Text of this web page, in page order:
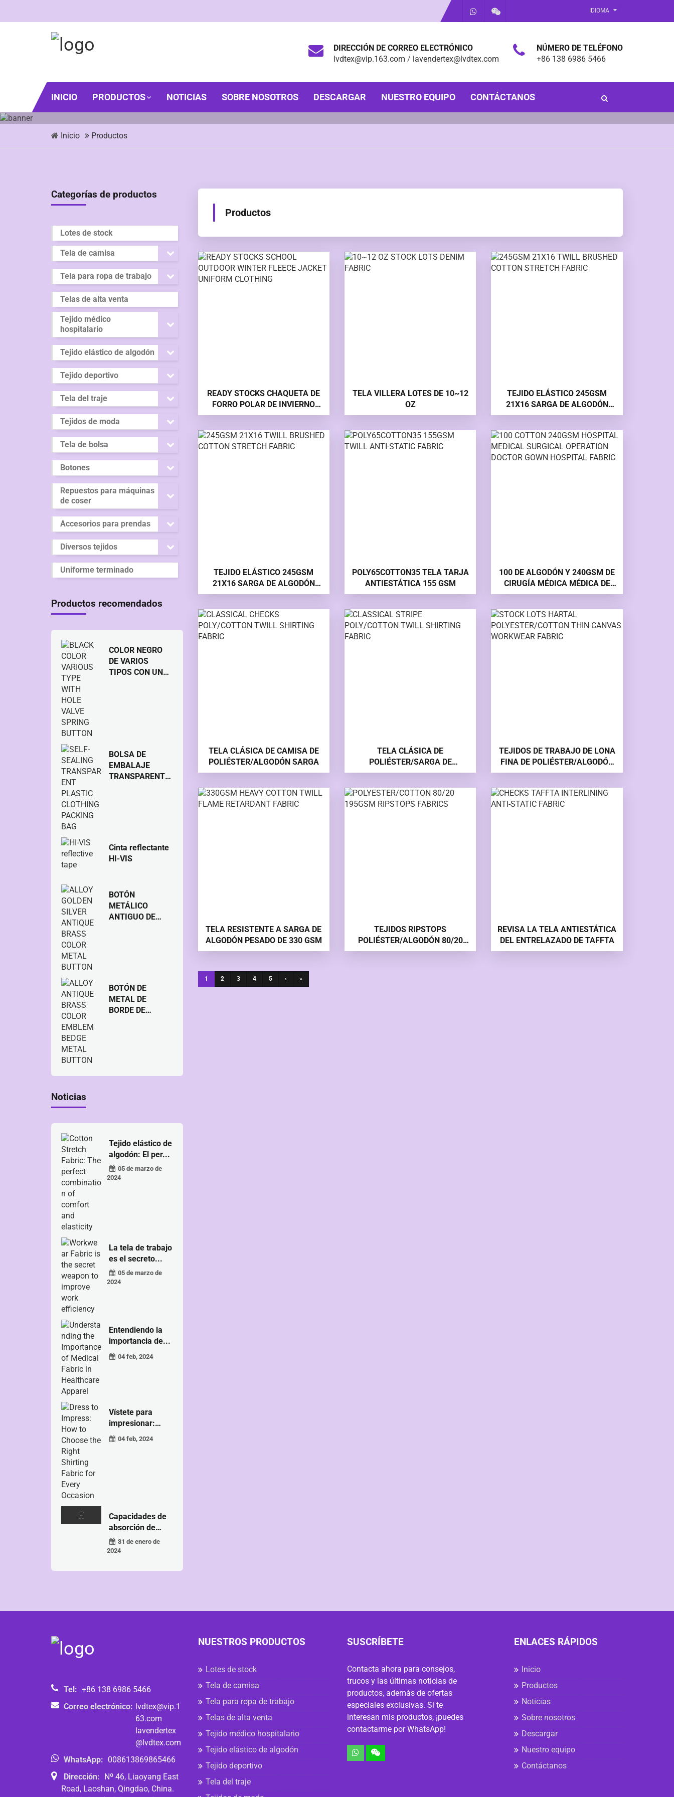
IDIOMA
DIRECCIÓN DE CORREO ELECTRÓNICO
lvdtex@vip.163.com / lavendertex@lvdtex.com
NÚMERO DE TELÉFONO
+86 138 6986 5466
INICIO PRODUCTOS NOTICIAS SOBRE NOSOTROS DESCARGAR NUESTRO EQUIPO CONTÁCTANOS
Inicio Productos
Productos
READY STOCKS CHAQUETA DE
FORRO POLAR DE INVIERNO
PARA EL EXTERIOR ESCOLAR
TELA VILLERA LOTES DE 10~12
OZ
TEJIDO ELÁSTICO 245GSM
21X16 SARGA DE ALGODÓN
ELÁSTICO
TEJIDO ELÁSTICO 245GSM
21X16 SARGA DE ALGODÓN
ELÁSTICO
POLY65COTTON35 TELA TARJA
ANTIESTÁTICA 155 GSM
100 DE ALGODÓN Y 240GSM DE
CIRUGÍA MÉDICA MÉDICA DE
MÉDICO TELA DE HOSPITAL
TELA CLÁSICA DE CAMISA DE
POLIÉSTER/ALGODÓN SARGA
TELA CLÁSICA DE
POLIÉSTER/SARGA DE
ALGODÓN A RAYAS
TEJIDOS DE TRABAJO DE LONA
FINA DE POLIÉSTER/ALGODÓN
HARTAL LOTS
TELA RESISTENTE A SARGA DE
ALGODÓN PESADO DE 330 GSM
TEJIDOS RIPSTOPS
POLIÉSTER/ALGODÓN 80/20
195GSM RIPSTOPS
REVISA LA TELA ANTIESTÁTICA
DEL ENTRELAZADO DE TAFFTA
1 2 3 4 5 › »
Categorías de productos
Lotes de stock
Tela de camisa
Tela para ropa de trabajo
Telas de alta venta
Tejido médico
hospitalario
Tejido elástico de algodón
Tejido deportivo
Tela del traje
Tejidos de moda
Tela de bolsa
Botones
Repuestos para máquinas
de coser
Accesorios para prendas
Diversos tejidos
Uniforme terminado
Productos recomendados
COLOR NEGRO
DE VARIOS
TIPOS CON UN
BOLSA DE
EMBALAJE
TRANSPARENTE
Cinta reflectante
HI-VIS
BOTÓN
METÁLICO
ANTIGUO DE
BOTÓN DE
METAL DE
BORDE DE
Noticias
Tejido elástico de
algodón: El per...
05 de marzo de
2024
La tela de trabajo
es el secreto...
05 de marzo de
2024
Entendiendo la
importancia de...
04 feb, 2024
Vístete para
impresionar:
Cómo elegir...
04 feb, 2024
Capacidades de
absorción de
humedad...
31 de enero de
2024
Tel: +86 138 6986 5466
Correo electrónico: lvdtex@vip.1
63.com
lavendertex
@lvdtex.com
WhatsApp: 008613869865466
Dirección: Nº 46, Liaoyang East
Road, Laoshan, Qingdao, China.
NUESTROS PRODUCTOS
Lotes de stock
Tela de camisa
Tela para ropa de trabajo
Telas de alta venta
Tejido médico hospitalario
Tejido elástico de algodón
Tejido deportivo
Tela del traje
SUSCRÍBETE
Contacta ahora para consejos,
trucos y las últimas noticias de
productos, además de ofertas
especiales exclusivas. Si te
interesan mis productos, ¡puedes
contactarme por WhatsApp!
ENLACES RÁPIDOS
Inicio
Productos
Noticias
Sobre nosotros
Descargar
Nuestro equipo
Contáctanos